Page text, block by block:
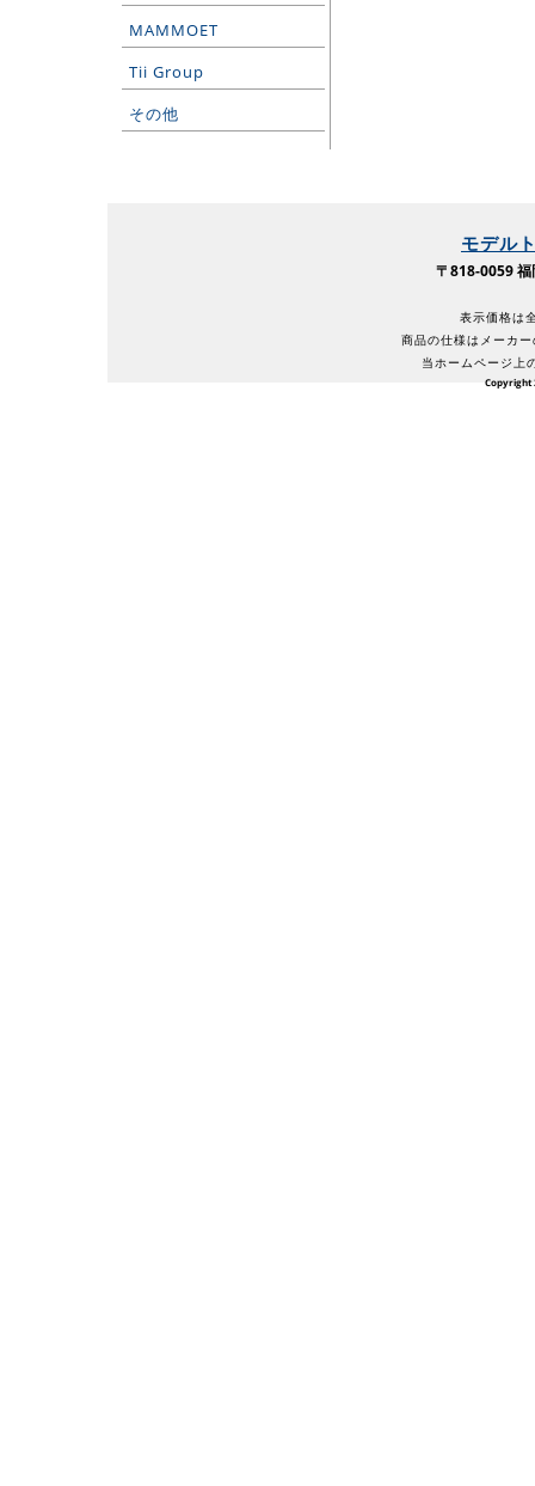
MAMMOET
Tii Group
その他
モデル
〒818-0059
表示価格は
商品の仕様はメーカ
当ホームページ上
Copyright